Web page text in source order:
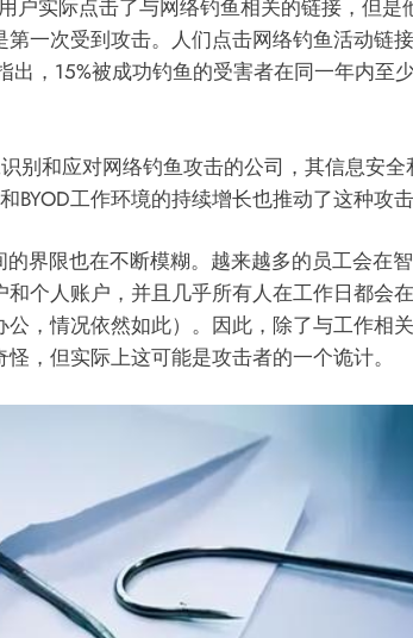
户实际点击了与网络钓鱼相关的链接，但是
一次受到攻击。人们点击网络钓鱼活动链
，15%被成功钓鱼的受害者在同一年内至
别和应对网络钓鱼攻击的公司，其信息安
BYOD工作环境的持续增长也推动了这种攻
界限也在不断模糊。越来越多的员工会在
个人账户，并且几乎所有人在工作日都会
，情况依然如此）。因此，除了与工作相
，但实际上这可能是攻击者的一个诡计。